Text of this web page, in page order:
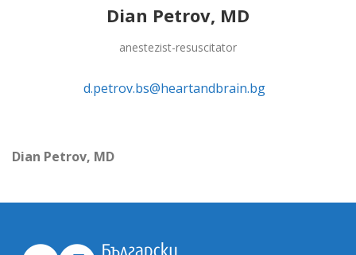
Dian Petrov, MD
anestezist-resuscitator
d.petrov.bs@heartandbrain.bg
Dian Petrov, MD